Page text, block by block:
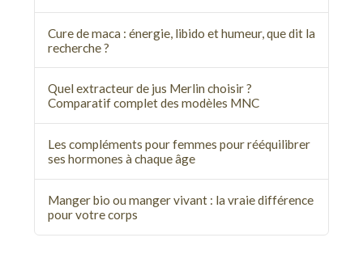
Cure de maca : énergie, libido et humeur, que dit la
recherche ?
Quel extracteur de jus Merlin choisir ?
Comparatif complet des modèles MNC
Les compléments pour femmes pour rééquilibrer
ses hormones à chaque âge
Manger bio ou manger vivant : la vraie différence
pour votre corps